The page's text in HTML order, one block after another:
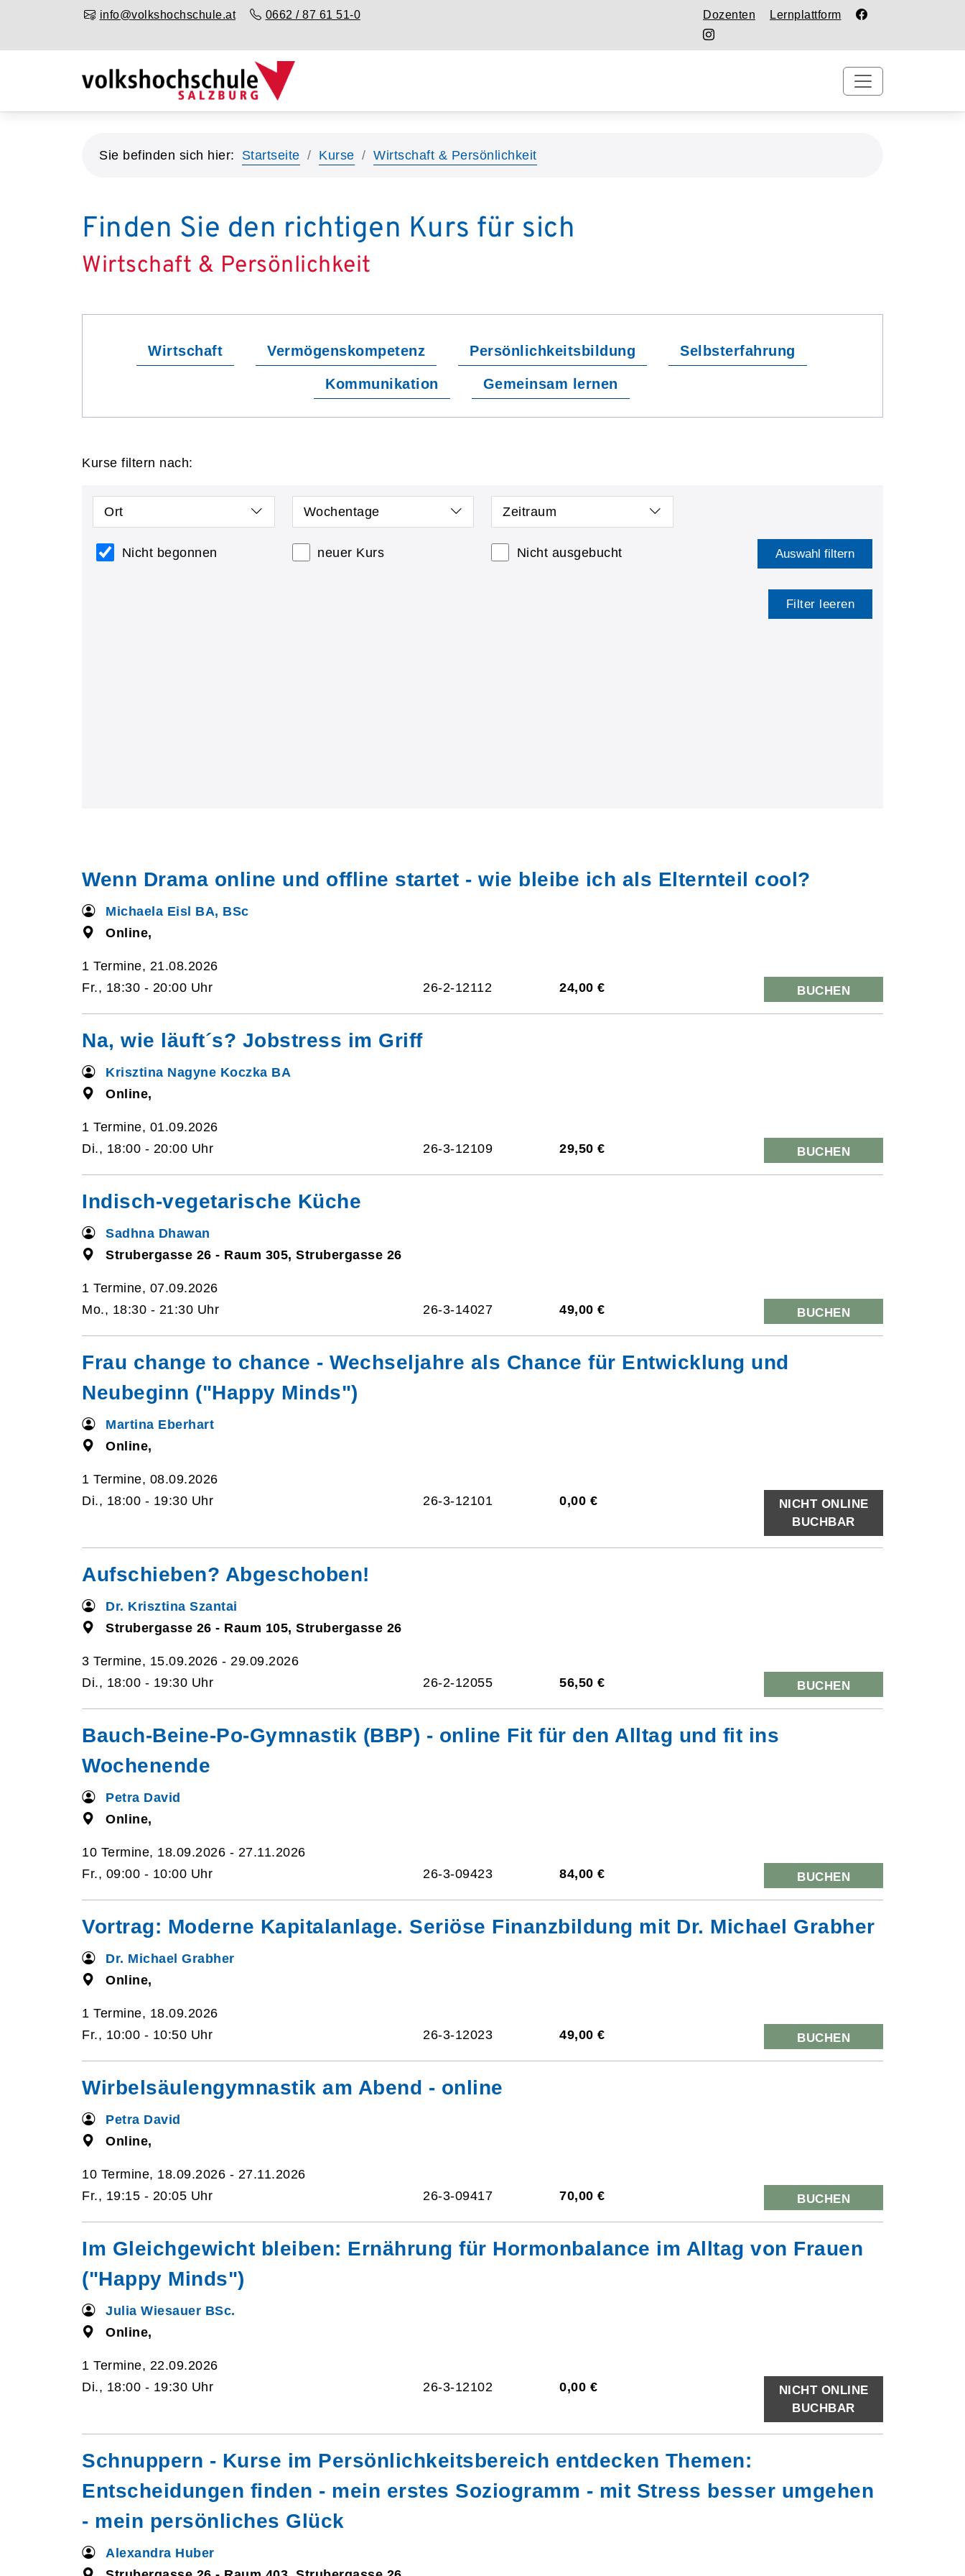
info@volkshochschule.at 0662 / 87 61 51-0 Dozenten Lernplattform
Sie befinden sich hier: Startseite Kurse Wirtschaft & Persönlichkeit
Finden Sie den richtigen Kurs für sich
Wirtschaft & Persönlichkeit
Wirtschaft Vermögenskompetenz Persönlichkeitsbildung Selbsterfahrung
Kommunikation Gemeinsam lernen
Kurse filtern nach:
Ort Wochentage Zeitraum
Nicht begonnen neuer Kurs Nicht ausgebucht Auswahl filtern
Filter leeren
Wenn Drama online und offline startet - wie bleibe ich als Elternteil cool?
Michaela Eisl BA, BSc
Online,
1 Termine, 21.08.2026
Fr., 18:30 - 20:00 Uhr
26-2-12112 24,00 € BUCHEN
Na, wie läuft´s? Jobstress im Griff
Krisztina Nagyne Koczka BA
Online,
1 Termine, 01.09.2026
Di., 18:00 - 20:00 Uhr
26-3-12109 29,50 € BUCHEN
Indisch-vegetarische Küche
Sadhna Dhawan
Strubergasse 26 - Raum 305, Strubergasse 26
1 Termine, 07.09.2026
Mo., 18:30 - 21:30 Uhr
26-3-14027 49,00 € BUCHEN
Frau change to chance - Wechseljahre als Chance für Entwicklung und
Neubeginn ("Happy Minds")
Martina Eberhart
Online,
1 Termine, 08.09.2026
Di., 18:00 - 19:30 Uhr
26-3-12101 0,00 €
NICHT ONLINE
BUCHBAR
Aufschieben? Abgeschoben!
Dr. Krisztina Szantai
Strubergasse 26 - Raum 105, Strubergasse 26
3 Termine, 15.09.2026 - 29.09.2026
Di., 18:00 - 19:30 Uhr
26-2-12055 56,50 € BUCHEN
Bauch-Beine-Po-Gymnastik (BBP) - online Fit für den Alltag und fit ins
Wochenende
Petra David
Online,
10 Termine, 18.09.2026 - 27.11.2026
Fr., 09:00 - 10:00 Uhr
26-3-09423 84,00 € BUCHEN
Vortrag: Moderne Kapitalanlage. Seriöse Finanzbildung mit Dr. Michael Grabher
Dr. Michael Grabher
Online,
1 Termine, 18.09.2026
Fr., 10:00 - 10:50 Uhr
26-3-12023 49,00 € BUCHEN
Wirbelsäulengymnastik am Abend - online
Petra David
Online,
10 Termine, 18.09.2026 - 27.11.2026
Fr., 19:15 - 20:05 Uhr
26-3-09417 70,00 € BUCHEN
Im Gleichgewicht bleiben: Ernährung für Hormonbalance im Alltag von Frauen
("Happy Minds")
Julia Wiesauer BSc.
Online,
1 Termine, 22.09.2026
Di., 18:00 - 19:30 Uhr
26-3-12102 0,00 €
NICHT ONLINE
BUCHBAR
Schnuppern - Kurse im Persönlichkeitsbereich entdecken Themen:
Entscheidungen finden - mein erstes Soziogramm - mit Stress besser umgehen
- mein persönliches Glück
Alexandra Huber